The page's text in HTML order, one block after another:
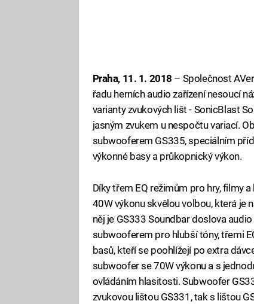
Praha, 11. 1. 2018 – Společnost
řadu herních audio zařízení nesoucí
varianty zvukových lišt - SonicBlast
jasným zvukem u nespočtu variací.
subwooferem GS335, speciálním
výkonné basy a průkopnický výkon.
Díky třem EQ režimům pro hry, filmy
40W výkonu skvělou volbou, která je
něj je GS333 Soundbar doslova
subwooferem pro hlubší tóny, třemi
basů, kteří se poohlížejí po extra
subwoofer se 70W výkonu a s
ovládáním hlasitosti. Subwoofer
zvukovou lištou GS331, tak s lištou